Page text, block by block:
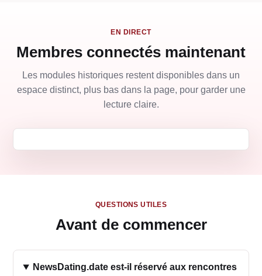
EN DIRECT
Membres connectés maintenant
Les modules historiques restent disponibles dans un
espace distinct, plus bas dans la page, pour garder une
lecture claire.
QUESTIONS UTILES
Avant de commencer
NewsDating.date est-il réservé aux rencontres